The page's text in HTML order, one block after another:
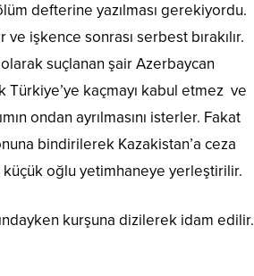
defterine yazılması gerekiyordu.
ve işkence sonrası serbest bırakılır.
suçlanan şair Azerbaycan
Türkiye’ye kaçmayı kabul etmez ve
ondan ayrılmasını isterler. Fakat
bindirilerek Kazakistan’a ceza
küçük oğlu yetimhaneye yerleştirilir.
kurşuna dizilerek idam edilir.